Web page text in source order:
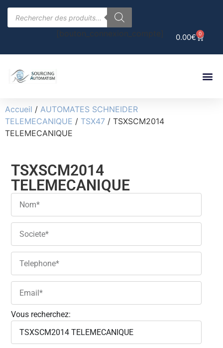
0.00€ 0
[bouton_connexion_compte]
Accueil / AUTOMATES SCHNEIDER
TELEMECANIQUE / TSX47 / TSXSCM2014
TELEMECANIQUE
TSXSCM2014
TELEMECANIQUE
Vous recherchez: